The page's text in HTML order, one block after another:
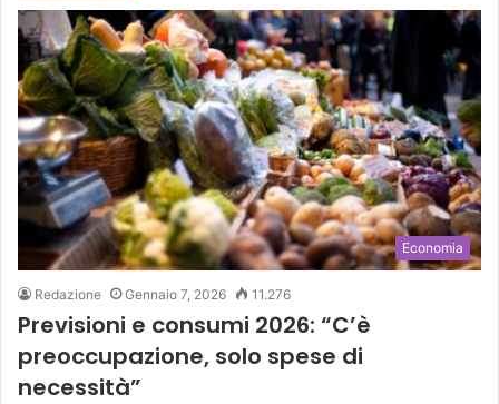
Economia
Redazione Gennaio 7, 2026 11.276
Previsioni e consumi 2026: “C’è
preoccupazione, solo spese di
necessità”